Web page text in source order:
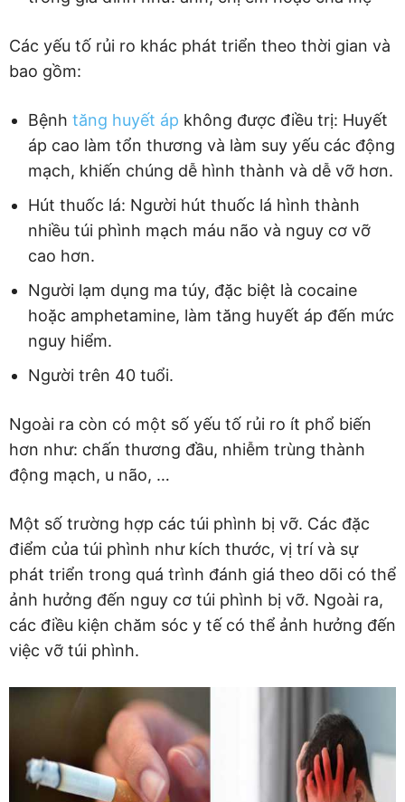
Các yếu tố rủi ro khác phát triển theo thời gian và
bao gồm:
Bệnh tăng huyết áp không được điều trị: Huyết
áp cao làm tổn thương và làm suy yếu các động
mạch, khiến chúng dễ hình thành và dễ vỡ hơn.
Hút thuốc lá: Người hút thuốc lá hình thành
nhiều túi phình mạch máu não và nguy cơ vỡ
cao hơn.
Người lạm dụng ma túy, đặc biệt là cocaine
hoặc amphetamine, làm tăng huyết áp đến mức
nguy hiểm.
Người trên 40 tuổi.
Ngoài ra còn có một số yếu tố rủi ro ít phổ biến
hơn như: chấn thương đầu, nhiễm trùng thành
động mạch, u não, …
Một số trường hợp các túi phình bị vỡ. Các đặc
điểm của túi phình như kích thước, vị trí và sự
phát triển trong quá trình đánh giá theo dõi có thể
ảnh hưởng đến nguy cơ túi phình bị vỡ. Ngoài ra,
các điều kiện chăm sóc y tế có thể ảnh hưởng đến
việc vỡ túi phình.